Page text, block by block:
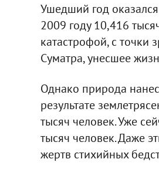
Ушедший год
2009 году 10,416
катастрофой, с точки
Суматра, унесшее
Однако природа
результате
тысяч человек. Уже
тысяч человек. Даже
жертв стихийных